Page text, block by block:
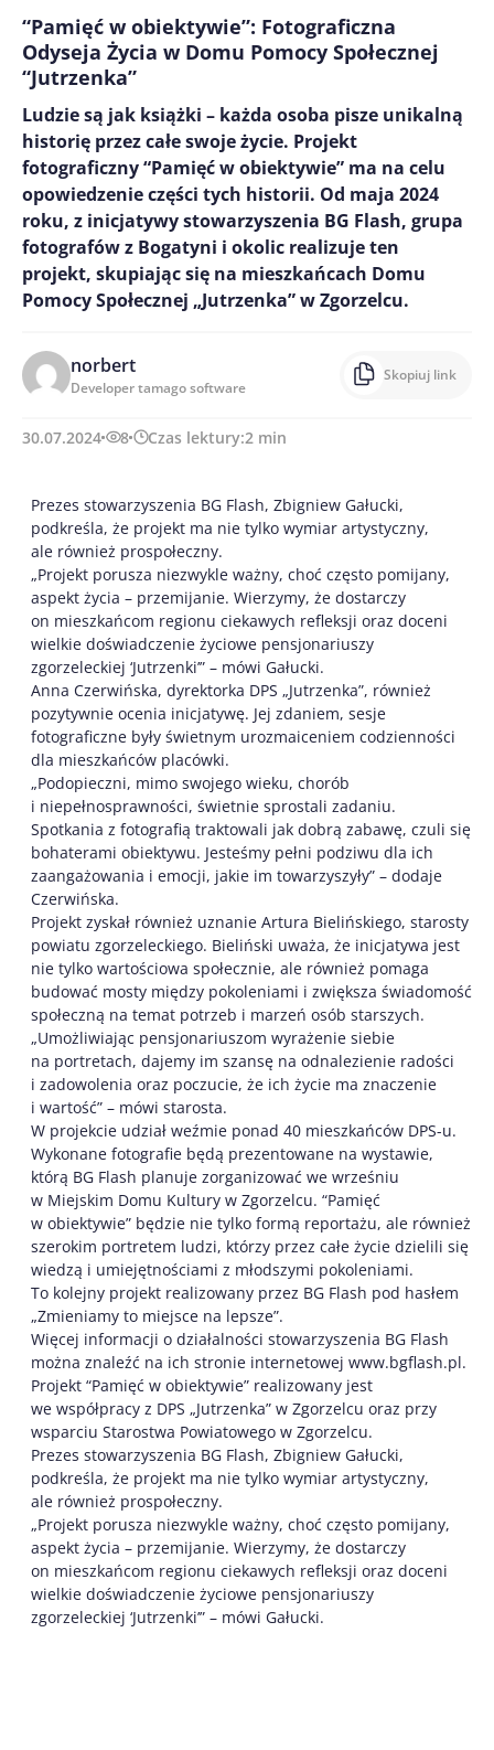
“Pamięć w obiektywie”: Fotograficzna
Odyseja Życia w Domu Pomocy Społecznej
“Jutrzenka”
Ludzie są jak książki – każda osoba pisze unikalną
historię przez całe swoje życie. Projekt
fotograficzny “Pamięć w obiektywie” ma na celu
opowiedzenie części tych historii. Od maja 2024
roku, z inicjatywy stowarzyszenia BG Flash, grupa
fotografów z Bogatyni i okolic realizuje ten
projekt, skupiając się na mieszkańcach Domu
Pomocy Społecznej „Jutrzenka” w Zgorzelcu.
norbert
Developer tamago software
Skopiuj link
30.07.2024 8 Czas lektury:2 min
Prezes stowarzyszenia BG Flash, Zbigniew Gałucki,
podkreśla, że projekt ma nie tylko wymiar artystyczny,
ale również prospołeczny.
„Projekt porusza niezwykle ważny, choć często pomijany,
aspekt życia – przemijanie. Wierzymy, że dostarczy
on mieszkańcom regionu ciekawych refleksji oraz doceni
wielkie doświadczenie życiowe pensjonariuszy
zgorzeleckiej ‘Jutrzenki’” – mówi Gałucki.
Anna Czerwińska, dyrektorka DPS „Jutrzenka”, również
pozytywnie ocenia inicjatywę. Jej zdaniem, sesje
fotograficzne były świetnym urozmaiceniem codzienności
dla mieszkańców placówki.
„Podopieczni, mimo swojego wieku, chorób
i niepełnosprawności, świetnie sprostali zadaniu.
Spotkania z fotografią traktowali jak dobrą zabawę, czuli się
bohaterami obiektywu. Jesteśmy pełni podziwu dla ich
zaangażowania i emocji, jakie im towarzyszyły” – dodaje
Czerwińska.
Projekt zyskał również uznanie Artura Bielińskiego, starosty
powiatu zgorzeleckiego. Bieliński uważa, że inicjatywa jest
nie tylko wartościowa społecznie, ale również pomaga
budować mosty między pokoleniami i zwiększa świadomość
społeczną na temat potrzeb i marzeń osób starszych.
„Umożliwiając pensjonariuszom wyrażenie siebie
na portretach, dajemy im szansę na odnalezienie radości
i zadowolenia oraz poczucie, że ich życie ma znaczenie
i wartość” – mówi starosta.
W projekcie udział weźmie ponad 40 mieszkańców DPS-u.
Wykonane fotografie będą prezentowane na wystawie,
którą BG Flash planuje zorganizować we wrześniu
w Miejskim Domu Kultury w Zgorzelcu. “Pamięć
w obiektywie” będzie nie tylko formą reportażu, ale również
szerokim portretem ludzi, którzy przez całe życie dzielili się
wiedzą i umiejętnościami z młodszymi pokoleniami.
To kolejny projekt realizowany przez BG Flash pod hasłem
„Zmieniamy to miejsce na lepsze”.
Więcej informacji o działalności stowarzyszenia BG Flash
można znaleźć na ich stronie internetowej www.bgflash.pl.
Projekt “Pamięć w obiektywie” realizowany jest
we współpracy z DPS „Jutrzenka” w Zgorzelcu oraz przy
wsparciu Starostwa Powiatowego w Zgorzelcu.
Prezes stowarzyszenia BG Flash, Zbigniew Gałucki,
podkreśla, że projekt ma nie tylko wymiar artystyczny,
ale również prospołeczny.
„Projekt porusza niezwykle ważny, choć często pomijany,
aspekt życia – przemijanie. Wierzymy, że dostarczy
on mieszkańcom regionu ciekawych refleksji oraz doceni
wielkie doświadczenie życiowe pensjonariuszy
zgorzeleckiej ‘Jutrzenki’” – mówi Gałucki.